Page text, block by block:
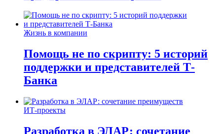
Жизнь в компании
Помощь не по скрипту: 5 историй
поддержки и представителей Т-
Банка
ИТ-проекты
Разработка в ЭЛАР: сочетание